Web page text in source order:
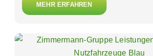
MEHR ERFAHREN